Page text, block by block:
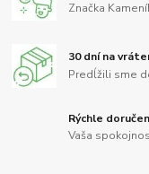
Značka
30 dní na
Predĺžili sme
Rýchle
Vaša